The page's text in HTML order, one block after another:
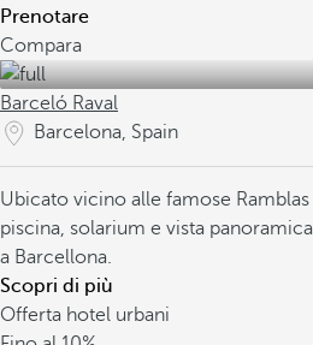
Prenotare
Compara
Barceló Raval
Barcelona, Spain
Ubicato vicino alle famose Ramblas
piscina, solarium e vista panoramica
a Barcellona.
Scopri di più
Offerta hotel urbani